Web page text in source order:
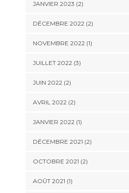
JANVIER 2023 (2)
DÉCEMBRE 2022(2)
NOVEMBRE 2022(1)
JUILLET 2022(3)
JUIN 2022(2)
AVRIL 2022(2)
JANVIER 2022(1)
DÉCEMBRE 2021 (2)
OCTOBRE 2021 (2)
AOÛT 2021 (1)